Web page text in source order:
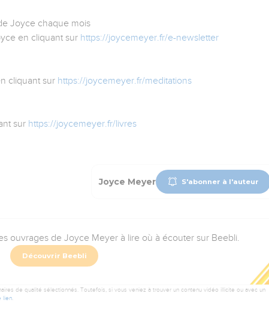
Joyce chaque mois
en cliquant sur https://joycemeyer.fr/e-newsletter
cliquant sur https://joycemeyer.fr/meditations
sur https://joycemeyer.fr/livres
Joyce Meyer S'abonner à l'auteur
ouvrages de Joyce Meyer à lire où à écouter sur Beebli.
Découvrir Beebli
de qualité sélectionnés. Toutefois, si vous veniez à trouver un contenu vidéo illicite ou avec un
lien.